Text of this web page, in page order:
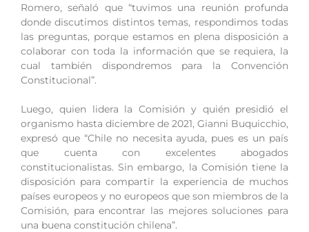
Romero, señaló que “tuvimos una reunión profunda
donde discutimos distintos temas, respondimos todas
las preguntas, porque estamos en plena disposición a
colaborar con toda la información que se requiera, la
cual también dispondremos para la Convención
Constitucional”.
Luego, quien lidera la Comisión y quién presidió el
organismo hasta diciembre de 2021, Gianni Buquicchio,
expresó que “Chile no necesita ayuda, pues es un país
que cuenta con excelentes abogados
constitucionalistas. Sin embargo, la Comisión tiene la
disposición para compartir la experiencia de muchos
países europeos y no europeos que son miembros de la
Comisión, para encontrar las mejores soluciones para
una buena constitución chilena”.